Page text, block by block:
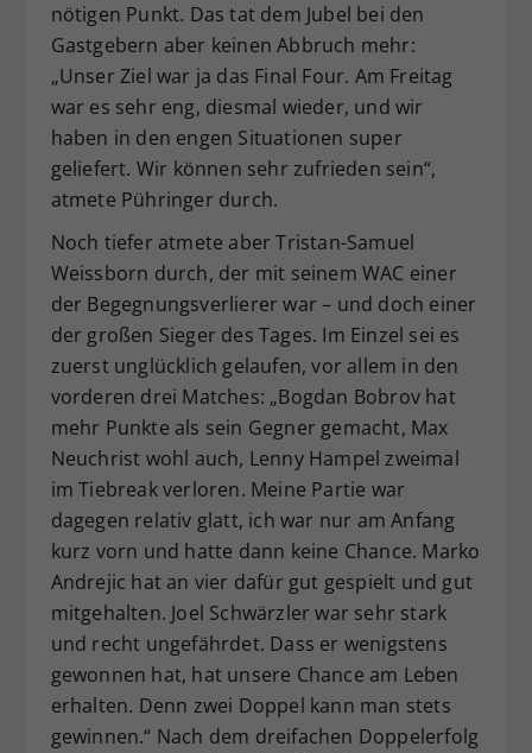
nötigen Punkt. Das tat dem Jubel bei den
Gastgebern aber keinen Abbruch mehr:
„Unser Ziel war ja das Final Four. Am Freitag
war es sehr eng, diesmal wieder, und wir
haben in den engen Situationen super
geliefert. Wir können sehr zufrieden sein“,
atmete Pühringer durch.
Noch tiefer atmete aber Tristan-Samuel
Weissborn durch, der mit seinem WAC einer
der Begegnungsverlierer war – und doch einer
der großen Sieger des Tages. Im Einzel sei es
zuerst unglücklich gelaufen, vor allem in den
vorderen drei Matches: „Bogdan Bobrov hat
mehr Punkte als sein Gegner gemacht, Max
Neuchrist wohl auch, Lenny Hampel zweimal
im Tiebreak verloren. Meine Partie war
dagegen relativ glatt, ich war nur am Anfang
kurz vorn und hatte dann keine Chance. Marko
Andrejic hat an vier dafür gut gespielt und gut
mitgehalten. Joel Schwärzler war sehr stark
und recht ungefährdet. Dass er wenigstens
gewonnen hat, hat unsere Chance am Leben
erhalten. Denn zwei Doppel kann man stets
gewinnen.“ Nach dem dreifachen Doppelerfolg